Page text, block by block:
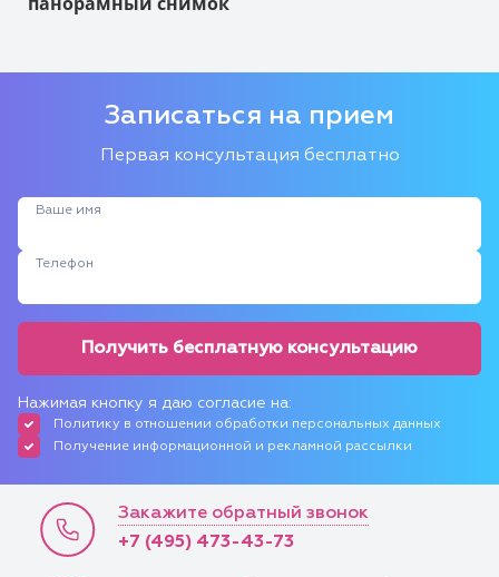
Записаться на прием
Первая консультация бесплатно
Ваше имя
Телефон
Получить бесплатную консультацию
Нажимая кнопку я даю согласие на:
Политику в отношении обработки персональных данных
Получение информационной и рекламной рассылки
Закажите обратный звонок
+7 (495) 473-43-73